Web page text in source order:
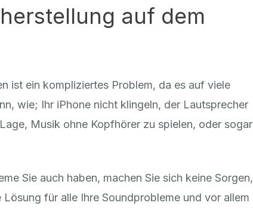
auf dem
ist ein kompliziertes Problem, da es auf viele
wie; Ihr iPhone nicht klingeln, der Lautsprecher
Musik ohne Kopfhörer zu spielen, oder sogar
Sie auch haben, machen Sie sich keine Sorgen,
für alle Ihre Soundprobleme und vor allem